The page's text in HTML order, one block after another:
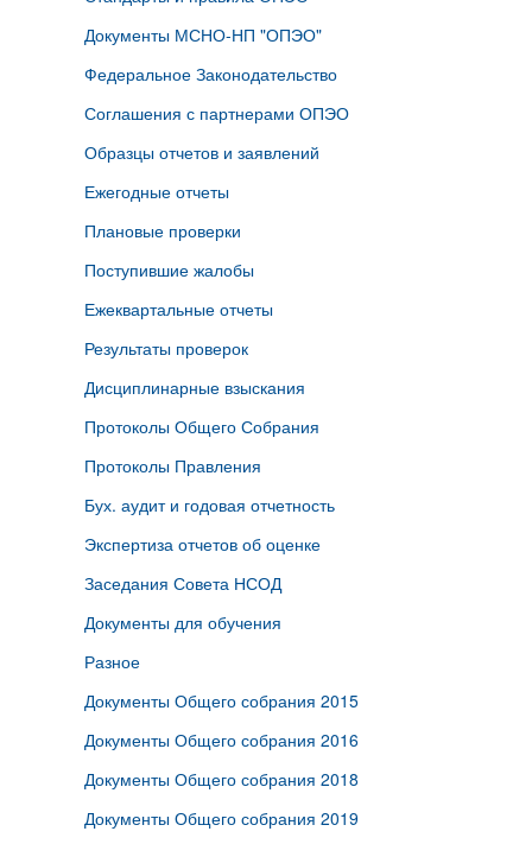
Документы МСНО-НП "ОПЭО"
Федеральное Законодательство
Соглашения с партнерами ОПЭО
Образцы отчетов и заявлений
Ежегодные отчеты
Плановые проверки
Поступившие жалобы
Ежеквартальные отчеты
Результаты проверок
Дисциплинарные взыскания
Протоколы Общего Собрания
Протоколы Правления
Бух. аудит и годовая отчетность
Экспертиза отчетов об оценке
Заседания Совета НСОД
Документы для обучения
Разное
Документы Общего собрания 2015
Документы Общего собрания 2016
Документы Общего собрания 2018
Документы Общего собрания 2019